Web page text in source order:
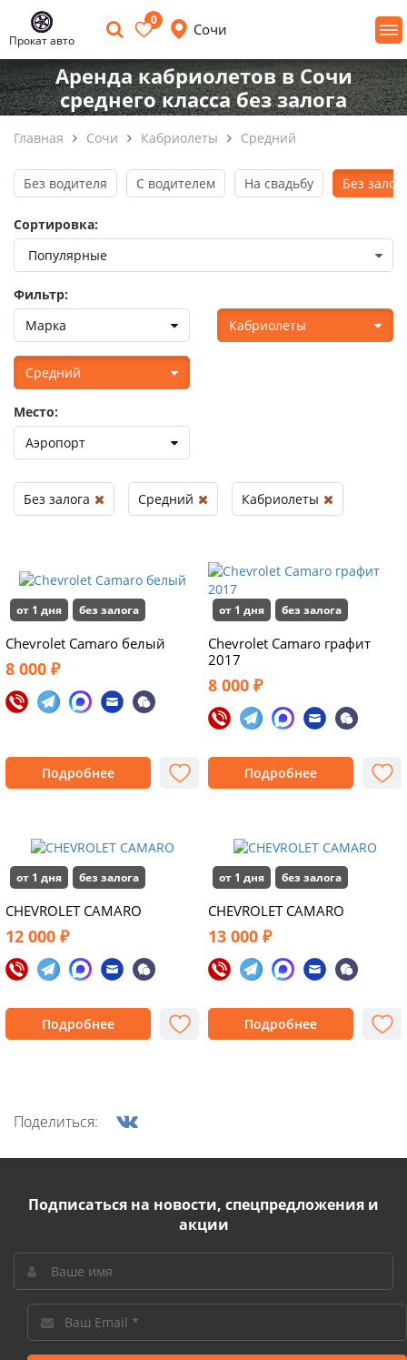
Прокат авто
0
Сочи
Аренда кабриолетов в Сочи
среднего класса без залога
Главная Сочи Кабриолеты Средний
от 1 дня без залога
Chevrolet Camaro белый
8 000 ₽
Подробнее
от 1 дня без залога
Chevrolet Camaro графит
2017
8 000 ₽
Подробнее
от 1 дня без залога
CHEVROLET CAMARO
12 000 ₽
Подробнее
от 1 дня без залога
CHEVROLET CAMARO
13 000 ₽
Подробнее
Поделиться:
Без водителя С водителем На свадьбу Без
Сортировка:
Фильтр:
Марка
Кабриолеты
Средний
Место:
Аэропорт
Без залога Средний Кабриолеты
Подписаться на новости, спецпредложения и
акции